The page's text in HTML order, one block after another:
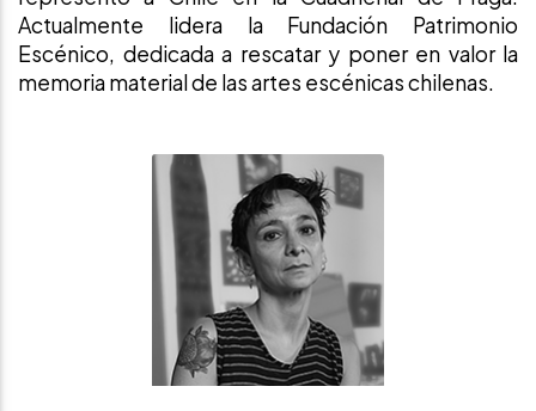
Actualmente lidera la Fundación Patrimonio
Escénico, dedicada a rescatar y poner en valor la
memoria material de las artes escénicas chilenas.